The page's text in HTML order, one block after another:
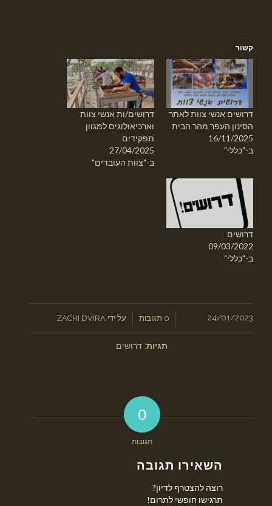
קשור
דרושים אנשי צוות לאתר
הסינון העפר מהר הבית
16/11/2025
ב-"כללי"
דרושים/ות אנשי צוות
וארכיאולוגים למגוון
תפקידים
27/04/2025
ב-"צוות העובדים"
דרושים
09/03/2022
ב-"כללי"
24/01/2023
/ 0 תגובות על ידיZACHI DVIRA
תגיות: דרושים
0
תגובות
השאירו תגובה
רוצה להצטרף לדיון?
תרגישו חופשי לתרום!